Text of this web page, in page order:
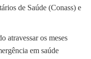
de Saúde (Conass) e
atravessar os meses
em saúde